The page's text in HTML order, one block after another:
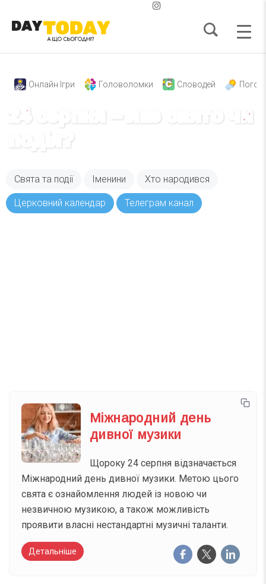
Онлайн Ігри Головоломки Словодей
24 серпня – яке свято чи
подія?
Свята та події Іменини Хто народився
Церковний календар Телеграм канал
Міжнародний день
дивної музики
Щороку 24 серпня відзначається
Міжнародний день дивної музики. Метою цього
свята є ознайомлення людей із новою чи
незвичною музикою, а також можливість
проявити власні нестандартні музичні таланти.
Детальніше